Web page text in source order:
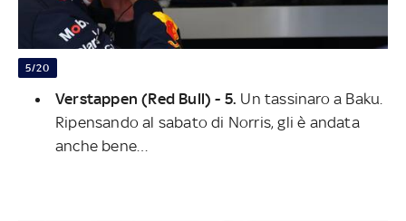
5/20
Verstappen (Red Bull) - 5. Un tassinaro a Baku.
Ripensando al sabato di Norris, gli è andata
anche bene…